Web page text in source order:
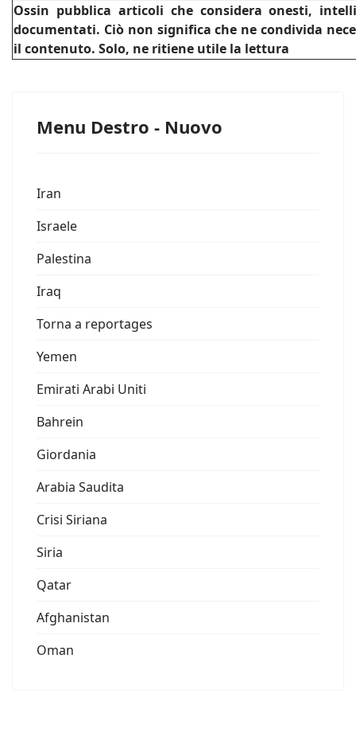
Ossin pubblica articoli che considera onesti,
documentati. Ciò non significa che ne condivida
il contenuto. Solo, ne ritiene utile la lettura
Menu Destro - Nuovo
Iran
Israele
Palestina
Iraq
Torna a reportages
Yemen
Emirati Arabi Uniti
Bahrein
Giordania
Arabia Saudita
Crisi Siriana
Siria
Qatar
Afghanistan
Oman